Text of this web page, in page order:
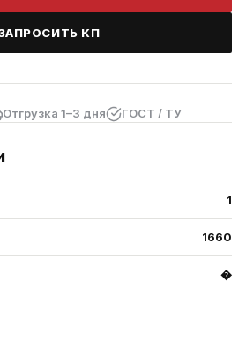
КП
Отгрузка 1–3 дня ГОСТ / ТУ
1
1660
�